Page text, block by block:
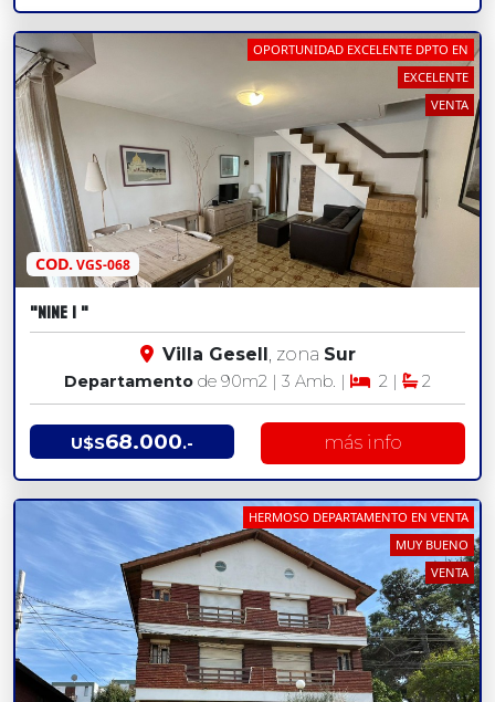
COD.VGS-068
OPORTUNIDAD EXCELENTE DPTO EN
EXCELENTE
VENTA
"NINE 1 "
Villa Gesell , zona Sur
Departamento de 90m2 | 3 Amb. | 2 | 2
U$S68.000.- más info
HERMOSO DEPARTAMENTO EN VENTA
MUY BUENO
VENTA